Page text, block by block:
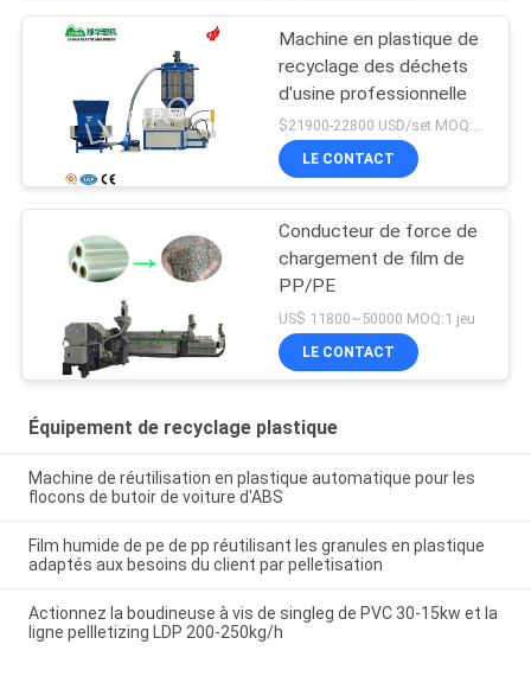
Machine en plastique de
recyclage des déchets
d'usine professionnelle
$21900-22800 USD/set MOQ:1 jeu
LE CONTACT
Conducteur de force de
chargement de film de
PP/PE
US$ 11800~50000 MOQ:1 jeu
LE CONTACT
Équipement de recyclage plastique
Machine de réutilisation en plastique automatique pour les
flocons de butoir de voiture d'ABS
Film humide de pe de pp réutilisant les granules en plastique
adaptés aux besoins du client par pelletisation
Actionnez la boudineuse à vis de singleg de PVC 30-15kw et la
ligne pellletizing LDP 200-250kg/h